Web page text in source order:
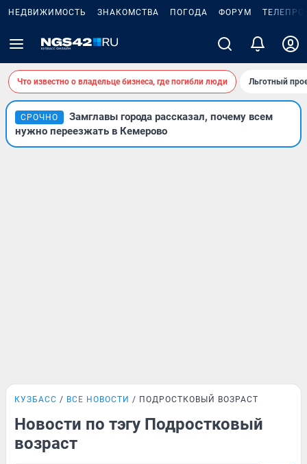
НЕДВИЖИМОСТЬ ЗНАКОМСТВА ПОГОДА ФОРУМ
Что известно о владельце бизнеса, где погибли люди Льготный
СРОЧНО
Замглавы города рассказал, почему всем
нужно переезжать в Кемерово
КУЗБАСС ВСЕ НОВОСТИ ПОДРОСТКОВЫЙ ВОЗРАСТ
Новости по тэгу Подростковый
возраст